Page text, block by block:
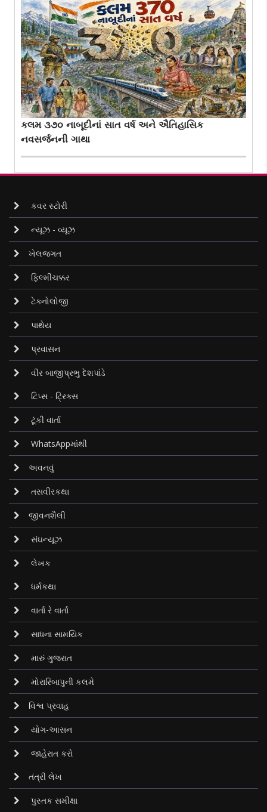
કલમ ૩૭૦ નાબૂદીનાં સાત વર્ષ અને ઐતિહાસિક
નવસર્જનની ગાથા
કવર સ્ટોરી
ન્યૂઝ - વ્યૂઝ
ખેલજગત
ફિલ્મીચક્કર
ટેક્નોલોજી
પાથેય
પ્રવાસન
વીર બાજીપ્રભુ દેશપાંડે
ટિપ્સ - ટ્રિક્સ
ટૂંકી વાર્તા
WhatsAppમાંથી
અવનવું
તસવીરકથા
જીવનશૈલી
સંઘન્યૂઝ
લેખક
ધર્મકથા
વાર્તા રે વાર્તા
સાધના સામયિક
મારું ગુજરાત
મોરારિબાપુની કલમે
વિશ્વ પ્રવાહ
યોગ-આસન
જાહેરાત કરો
તંત્રી લેખ
પુસ્તક સમીક્ષા